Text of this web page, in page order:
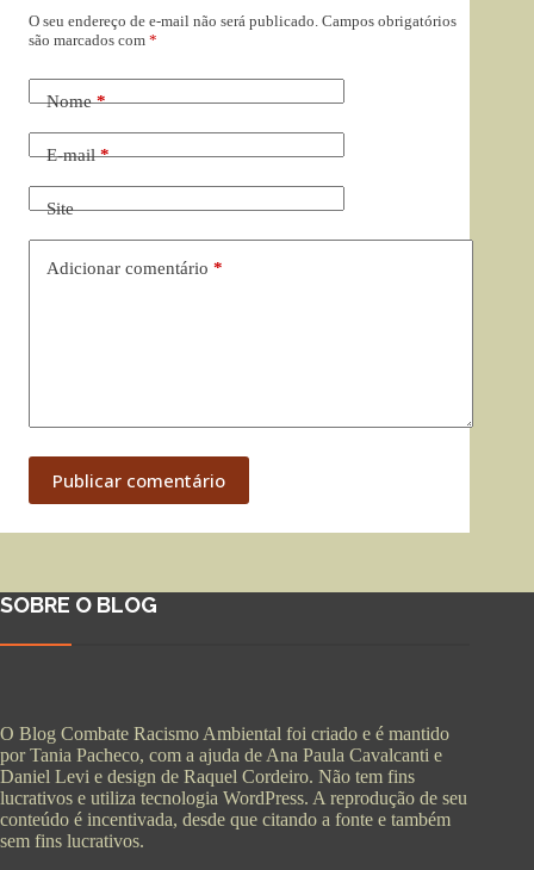
O seu endereço de e-mail não será publicado. Campos obrigatórios
são marcados com *
Nome*
E-mail*
Site
Adicionar comentário *
Publicar comentário
SOBRE O BLOG
O Blog Combate Racismo Ambiental foi criado e é mantido
por Tania Pacheco, com a ajuda de Ana Paula Cavalcanti e
Daniel Levi e design de Raquel Cordeiro. Não tem fins
lucrativos e utiliza tecnologia WordPress. A reprodução de seu
conteúdo é incentivada, desde que citando a fonte e também
sem fins lucrativos.